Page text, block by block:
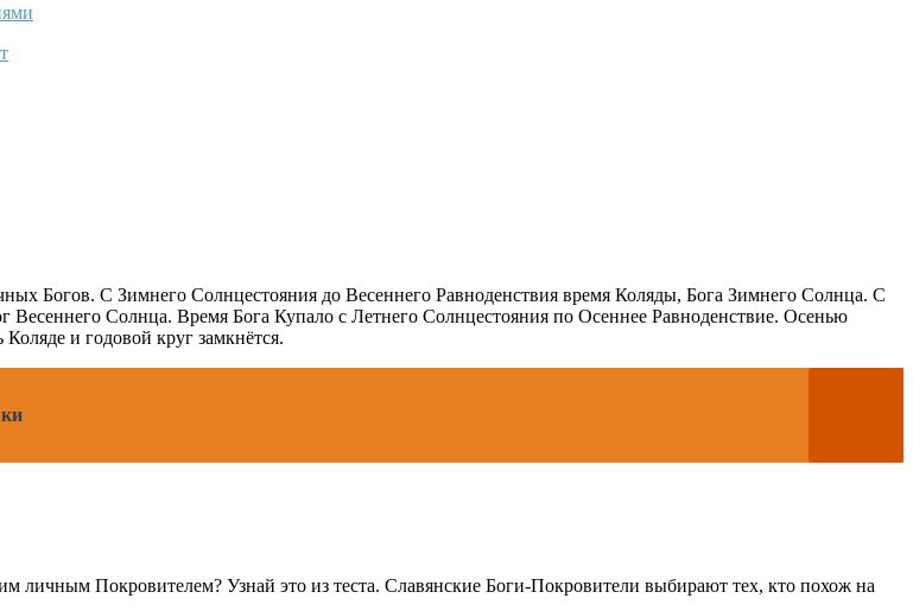
Богов. С Зимнего Солнцестояния до Весеннего Равноденствия время Коляды, Бога Зимнего Солнца. С
Весеннего Солнца. Время Бога Купало с Летнего Солнцестояния по Осеннее Равноденствие. Осенью
и годовой круг замкнётся.
личным Покровителем? Узнай это из теста. Славянские Боги-Покровители выбирают тех, кто похож на